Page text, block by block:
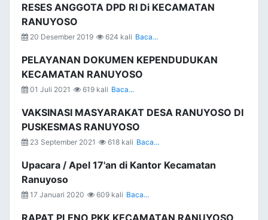
RESES ANGGOTA DPD RI Di KECAMATAN
RANUYOSO
20 Desember 2019 624 kali Baca...
PELAYANAN DOKUMEN KEPENDUDUKAN
KECAMATAN RANUYOSO
01 Juli 2021 619 kali Baca...
VAKSINASI MASYARAKAT DESA RANUYOSO DI
PUSKESMAS RANUYOSO
23 September 2021 618 kali Baca...
Upacara / Apel 17'an di Kantor Kecamatan
Ranuyoso
17 Januari 2020 609 kali Baca...
RAPAT PLENO PKK KECAMATAN RANUYOSO